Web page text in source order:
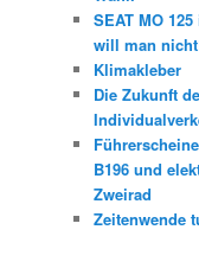
SEAT MO
will man
Klimakleber
Die Zukunft
B196 und
Zweirad
Zeitenwende